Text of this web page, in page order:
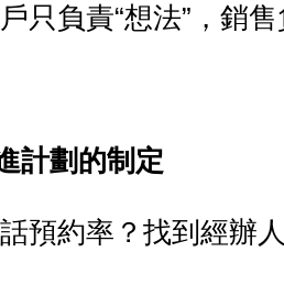
只負責“想法”，銷售
計劃的制定
預約率？找到經辦